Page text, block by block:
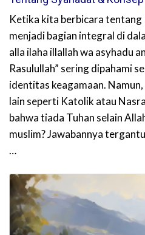
Ketika kita berbicara tentang
menjadi bagian integral di
alla ilaha illallah wa asyhadu
Rasulullah” sering dipahami
identitas keagamaan.
lain seperti Katolik atau
bahwa tiada Tuhan selain
muslim? Jawabannya
…